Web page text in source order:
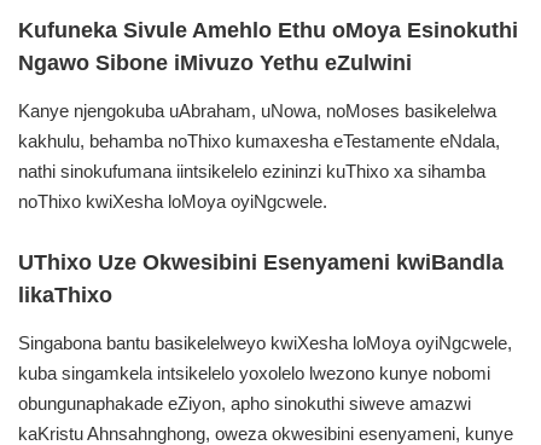
Kufuneka Sivule Amehlo Ethu oMoya Esinokuthi
Ngawo Sibone iMivuzo Yethu eZulwini
Kanye njengokuba uAbraham, uNowa, noMoses basikelelwa
kakhulu, behamba noThixo kumaxesha eTestamente eNdala,
nathi sinokufumana iintsikelelo ezininzi kuThixo xa sihamba
noThixo kwiXesha loMoya oyiNgcwele.
UThixo Uze Okwesibini Esenyameni kwiBandla
likaThixo
Singabona bantu basikelelweyo kwiXesha loMoya oyiNgcwele,
kuba singamkela intsikelelo yoxolelo lwezono kunye nobomi
obungunaphakade eZiyon, apho sinokuthi siweve amazwi
kaKristu Ahnsahnghong, oweza okwesibini esenyameni, kunye